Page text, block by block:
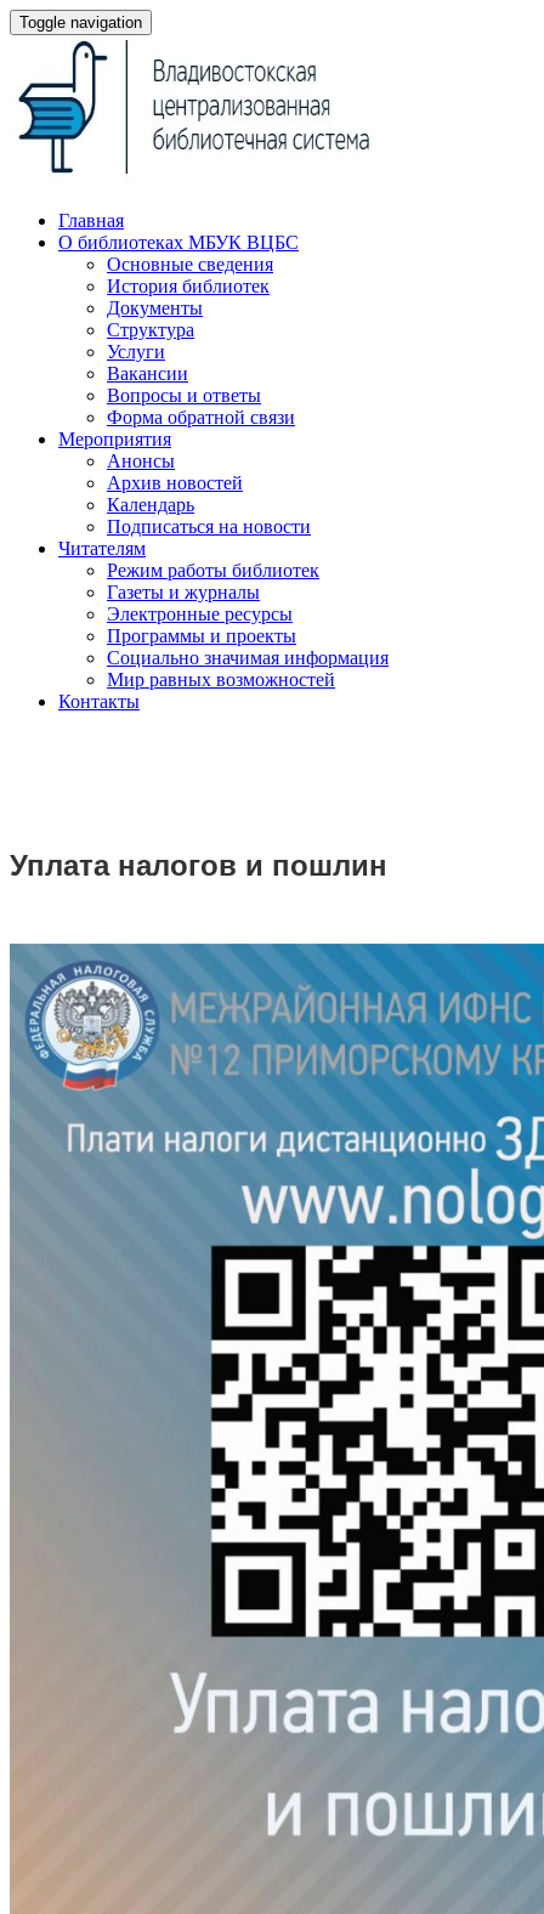
Toggle navigation
Главная
О библиотеках МБУК ВЦБС
Основные сведения
История библиотек
Документы
Структура
Услуги
Вакансии
Вопросы и ответы
Форма обратной связи
Мероприятия
Анонсы
Архив новостей
Календарь
Подписаться на новости
Читателям
Режим работы библиотек
Газеты и журналы
Электронные ресурсы
Программы и проекты
Социально значимая информация
Мир равных возможностей
Контакты
Уплата налогов и пошлин